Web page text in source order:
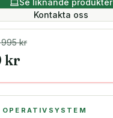
Se liknande produkter
Kontakta oss
kr
kr